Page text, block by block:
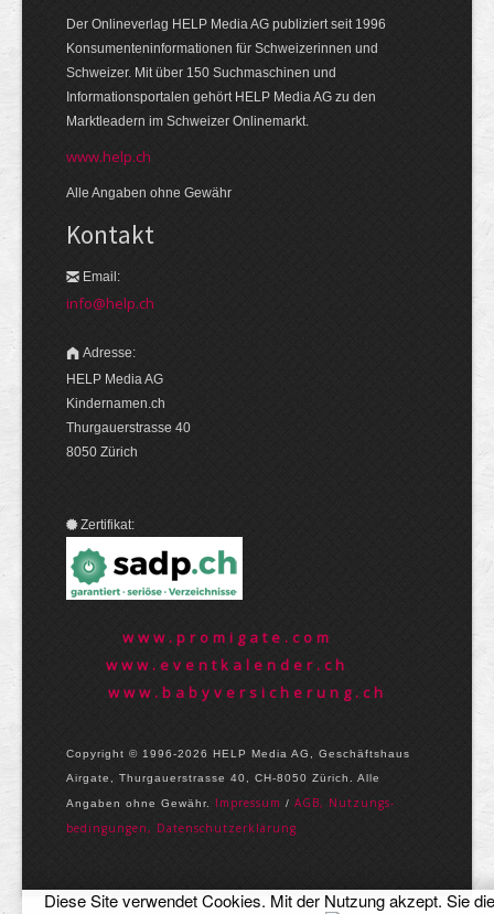
Der Onlineverlag HELP Media AG publiziert seit 1996
Konsumenteninformationen für Schweizerinnen und
Schweizer. Mit über 150 Suchmaschinen und
Informationsportalen gehört HELP Media AG zu den
Marktleadern im Schweizer Onlinemarkt.
www.help.ch
Alle Angaben ohne Gewähr
Kontakt
Email:
info@help.ch
Adresse:
HELP Media AG
Kindernamen.ch
Thurgauerstrasse 40
8050 Zürich
Zertifikat:
www.promigate.com
www.eventkalender.ch
www.babyversicherung.ch
Copyright © 1996-2026 HELP Media AG, Geschäftshaus
Airgate, Thurgauer­strasse 40, CH-8050 Zürich. Alle
Angaben ohne Gewähr. Im­pres­sum / AGB, Nut­zungs­
bedin­gungen, Daten­schutz­er­klärung
Diese Site verwendet Cookies. Mit der Nutzung akzept. Sie die